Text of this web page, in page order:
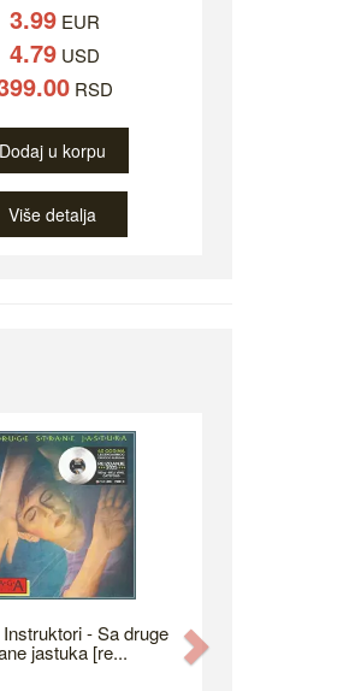
3.99 EUR
4.79 USD
RSD
Dodaj u korpu
Više detalja
- Sa druge
jastuka [re...